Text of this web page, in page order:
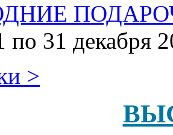
по 31 декабря
>